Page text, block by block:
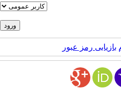
بازیابی رمز عبور